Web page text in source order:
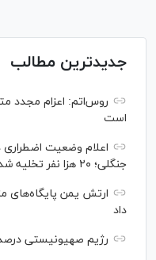
جدیدترین مطالب
روس‌اتم: اعزام مجدد
است
اعلام وضعیت
جنگلی؛ ۲۰ هزا نفر تخلیه شدند
ارتش یمن پایگاه‌های
داد
رژیم صهیونیستی